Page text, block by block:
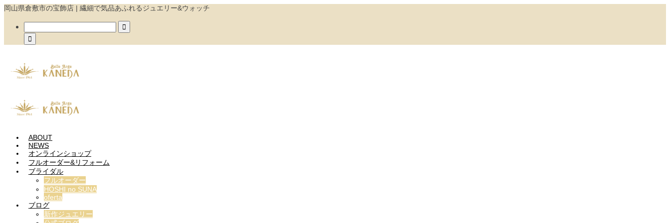
岡山県倉敷市の宝飾店 | 繊細で気品あふれるジュエリー&ウォッチ


ABOUT
NEWS
オンラインショップ
フルオーダー&リフォーム
ブライダル
フルオーダー
HOSHI no SUNA
oferta
ブログ
新作ジュエリー